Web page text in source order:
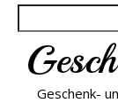
Suchen
Geschenk-